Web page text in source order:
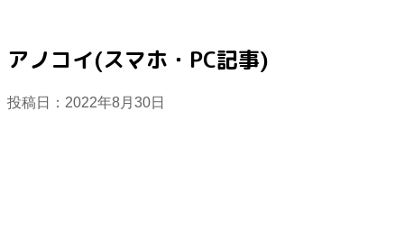
アノコイ(スマホ・PC記事)
投稿日： 2022年8月30日